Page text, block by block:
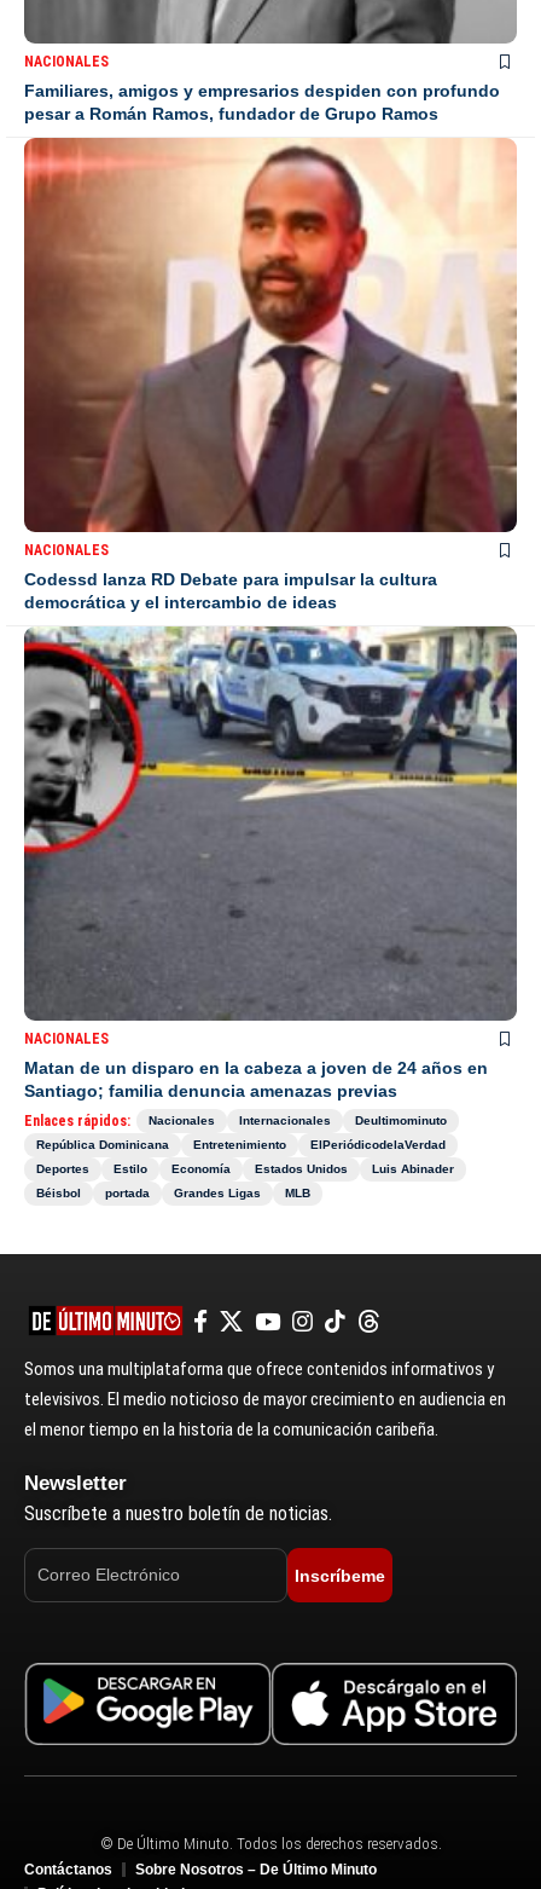
NACIONALES
Familiares, amigos y empresarios despiden con profundo
pesar a Román Ramos, fundador de Grupo Ramos
NACIONALES
Codessd lanza RD Debate para impulsar la cultura
democrática y el intercambio de ideas
NACIONALES
Matan de un disparo en la cabeza a joven de 24 años en
Santiago; familia denuncia amenazas previas
Enlaces rápidos: Nacionales Internacionales
Deultimominuto
República Dominicana
Entretenimiento
ElPeriódicodelaVerdad
Deportes
Estilo Economía Estados Unidos
Luis Abinader
Béisbol
portada Grandes Ligas MLB
Somos una multiplataforma que ofrece contenidos informativos y
televisivos. El medio noticioso de mayor crecimiento en audiencia en
el menor tiempo en la historia de la comunicación caribeña.
Newsletter
Suscríbete a nuestro boletín de noticias.
Inscríbeme
© De Último Minuto. Todos los derechos reservados.
Contáctanos
Sobre Nosotros – De Último Minuto